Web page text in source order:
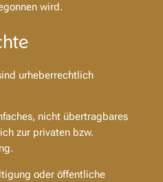
wird.
urheberrechtlich
nicht übertragbares
zur privaten bzw.
oder öffentliche